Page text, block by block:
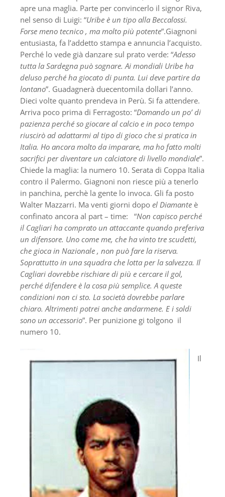
apre una maglia. Parte per convincerlo il signor Riva,
nel senso di Luigi: “Uribe è un tipo alla Beccalossi.
Forse meno tecnico , ma molto più potente”.Giagnoni
entusiasta, fa l’addetto stampa e annuncia l’acquisto.
Perché lo vede già danzare sul prato verde: “Adesso
tutta la Sardegna può sognare. Ai mondiali Uribe ha
deluso perché ha giocato di punta. Lui deve partire da
lontano”. Guadagnerà duecentomila dollari l’anno.
Dieci volte quanto prendeva in Perù. Si fa attendere.
Arriva poco prima di Ferragosto: “Domando un po’ di
pazienza perché so giocare al calcio e in poco tempo
riuscirò ad adattarmi al tipo di gioco che si pratica in
Italia. Ho ancora molto da imparare, ma ho fatto molti
sacrifici per diventare un calciatore di livello mondiale”.
Chiede la maglia: la numero 10. Serata di Coppa Italia
contro il Palermo. Giagnoni non riesce più a tenerlo
in panchina, perchè la gente lo invoca. Gli fa posto
Walter Mazzarri. Ma venti giorni dopo el Diamante è
confinato ancora al part – time: “Non capisco perché
il Cagliari ha comprato un attaccante quando preferiva
un difensore. Uno come me, che ha vinto tre scudetti,
che gioca in Nazionale , non può fare la riserva.
Soprattutto in una squadra che lotta per la salvezza. Il
Cagliari dovrebbe rischiare di più e cercare il gol,
perché difendere è la cosa più semplice. A queste
condizioni non ci sto. La società dovrebbe parlare
chiaro. Altrimenti potrei anche andarmene. E i soldi
sono un accessorio”. Per punizione gi tolgono il
numero 10.
Il